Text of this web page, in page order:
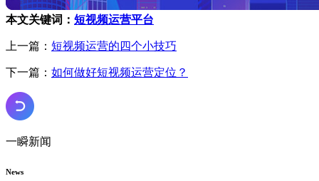
本文关键词： 短视频运营平台
上一篇： 短视频运营的四个小技巧
下一篇： 如何做好短视频运营定位？
一瞬新闻
News